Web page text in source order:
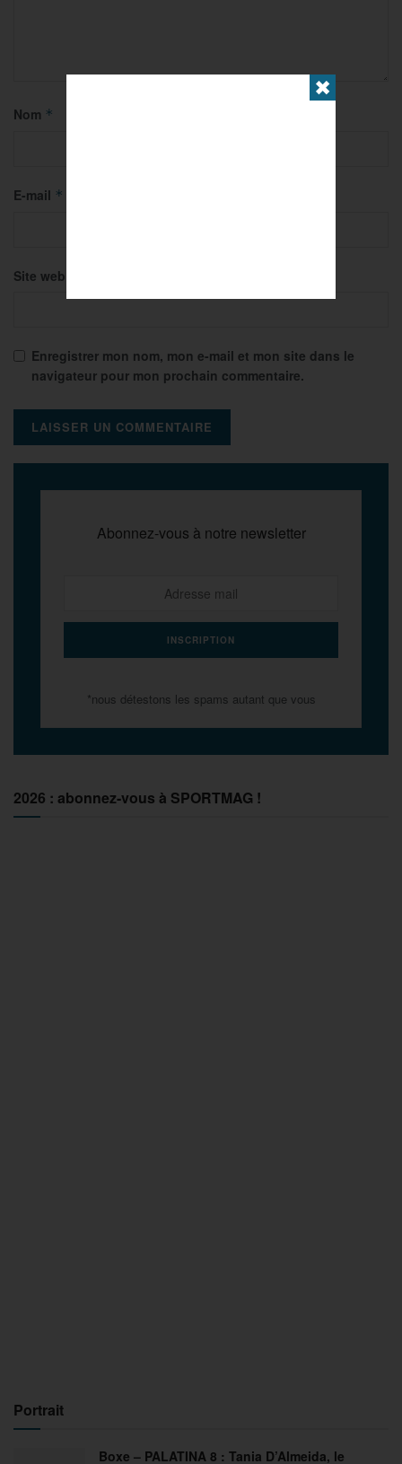
Nom *
E-mail *
Site web
Enregistrer mon nom, mon e-mail et mon site dans le
navigateur pour mon prochain commentaire.
Abonnez-vous à notre newsletter
*nous détestons les spams autant que vous
2026 : abonnez-vous à SPORTMAG !
Portrait
Boxe – PALATINA 8 : Tania D’Almeida, le
✖